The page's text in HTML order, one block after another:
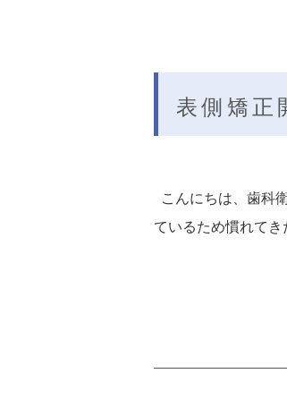
表側矯正
こんにちは、歯科
ているため慣れて